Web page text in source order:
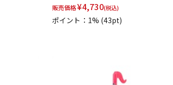
販売価格¥4,730(税込)
ポイント：1% (43pt)